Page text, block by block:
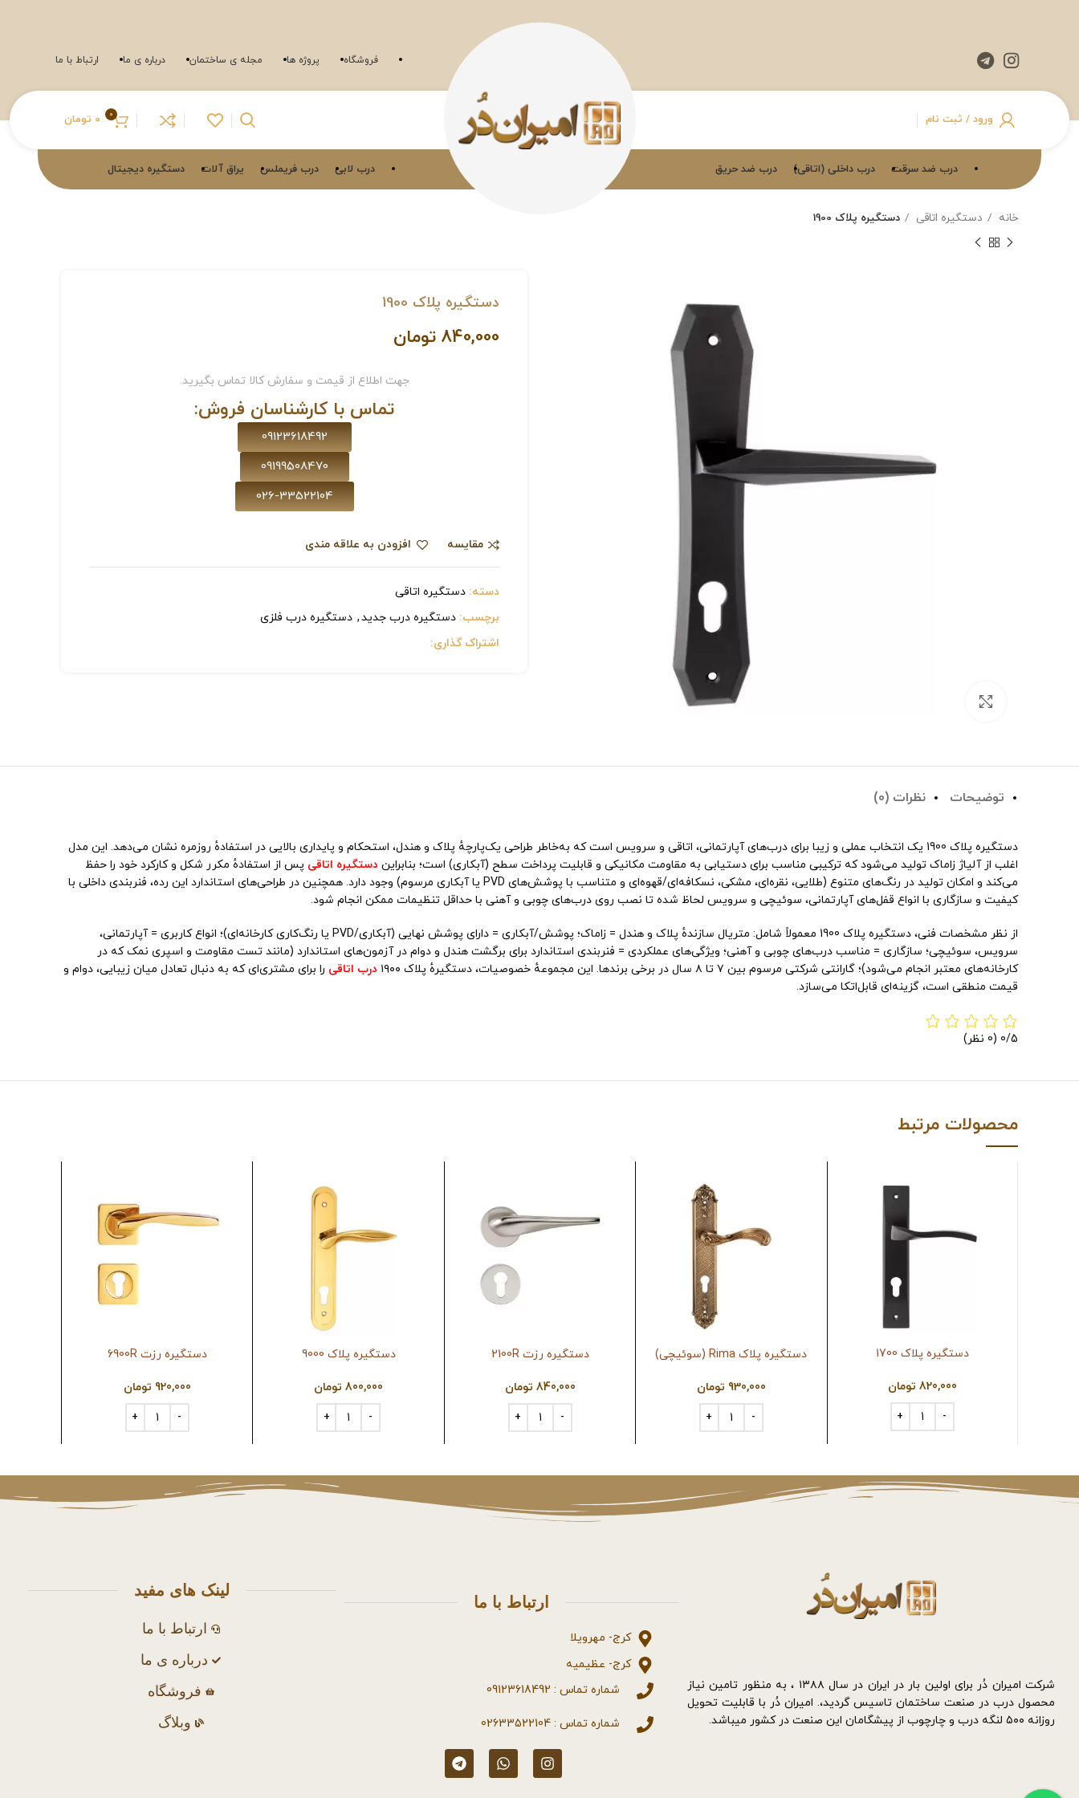
فروشگاه پروژه ها مجله ی ساختمان درباره ی ما ارتباط با ما
ورود / ثبت نام 0
0 تومان
درب ضد سرقت درب داخلی (اتاقی) درب ضد حریق درب لابی درب فریملس یراق آلات دستگیره دیجیتال
خانه دستگیره اتاقی دستگیره پلاک 1900
دستگیره پلاک 1900
840,000 تومان
جهت اطلاع از قیمت و سفارش کالا تماس بگیرید.
تماس با کارشناسان فروش:
09123618492
09199508470
026-33522104
مقایسه افزودن به علاقه مندی
دسته: دستگیره اتاقی
برچسب: دستگیره درب جدید, دستگیره درب فلزی
اشتراک گذاری:
توضیحات نظرات (0)
دستگیره پلاک 1900 یک انتخاب عملی و زیبا برای درب‌های آپارتمانی، اتاقی و سرویس است که به‌خاطر طراحی یک‌پارچهٔ پلاک و هندل، استحکام و پایداری بالایی در استفادهٔ روزمره نشان می‌دهد. این مدل
اغلب از آلیاژ زاماک تولید می‌شود که ترکیبی مناسب برای دستیابی به مقاومت مکانیکی و قابلیت پرداخت سطح (آبکاری) است؛ بنابراین دستگیره اتاقی پس از استفادهٔ مکرر شکل و کارکرد خود را حفظ
می‌کند و امکان تولید در رنگ‌های متنوع (طلایی، نقره‌ای، مشکی، نسکافه‌ای/قهوه‌ای و متناسب با پوشش‌های PVD یا آبکاری مرسوم) وجود دارد. همچنین در طراحی‌های استاندارد این رده، فنربندی داخلی با
کیفیت و سازگاری با انواع قفل‌های آپارتمانی، سوئیچی و سرویس لحاظ شده تا نصب روی درب‌های چوبی و آهنی با حداقل تنظیمات ممکن انجام شود.
از نظر مشخصات فنی، دستگیره پلاک 1900 معمولاً شامل: متریال سازندهٔ پلاک و هندل = زاماک؛ پوشش/آبکاری = دارای پوشش نهایی (آبکاری/PVD یا رنگ‌کاری کارخانه‌ای)؛ انواع کاربری = آپارتمانی،
سرویس، سوئیچی؛ سازگاری = مناسب درب‌های چوبی و آهنی؛ ویژگی‌های عملکردی = فنربندی استاندارد برای برگشت هندل و دوام در آزمون‌های استاندارد (مانند تست مقاومت و اسپری نمک که در
کارخانه‌های معتبر انجام می‌شود)؛ گارانتی شرکتی مرسوم بین ۷ تا ۸ سال در برخی برندها. این مجموعهٔ خصوصیات، دستگیرهٔ پلاک ۱۹۰۰
درب اتاقی را برای مشتری‌ای که به دنبال تعادل میان زیبایی، دوام و
قیمت منطقی است، گزینه‌ای قابل‌اتکا می‌سازد.
0/5 (0 نظر)
محصولات مرتبط
دستگیره پلاک 1700
820,000 تومان
دستگیره پلاک Rima (سوئیچی)
930,000 تومان
دستگیره رزت 2100R
840,000 تومان
دستگیره پلاک 9000
800,000 تومان
دستگیره رزت 6900R
920,000 تومان
شرکت امیران دُر برای اولین بار در ایران در سال ۱۳۸۸ ، به منظور تامین نیاز
محصول درب در صنعت ساختمان تاسیس گردید،. امیران دُر با قابلیت تحویل
روزانه ۵۰۰ لنگه درب و چارچوب از پیشگامان این صنعت در کشور میباشد.
ارتباط با ما
کرج- مهرویلا
کرج- عظیمیه
شماره تماس : 09123618492
شماره تماس : 02633522104
لینک های مفید
ارتباط با ما
درباره ی ما
فروشگاه
وبلاگ